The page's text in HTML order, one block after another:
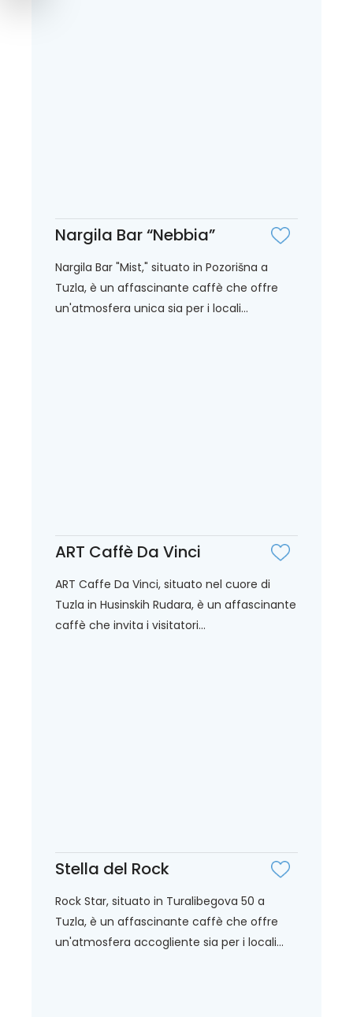
Nargila Bar “Nebbia”
Nargila Bar "Mist," situato in Pozorišna a
Tuzla, è un affascinante caffè che offre
un'atmosfera unica sia per i locali...
ART Caffè Da Vinci
ART Caffe Da Vinci, situato nel cuore di
Tuzla in Husinskih Rudara, è un affascinante
caffè che invita i visitatori...
Stella del Rock
Rock Star, situato in Turalibegova 50 a
Tuzla, è un affascinante caffè che offre
un'atmosfera accogliente sia per i locali...